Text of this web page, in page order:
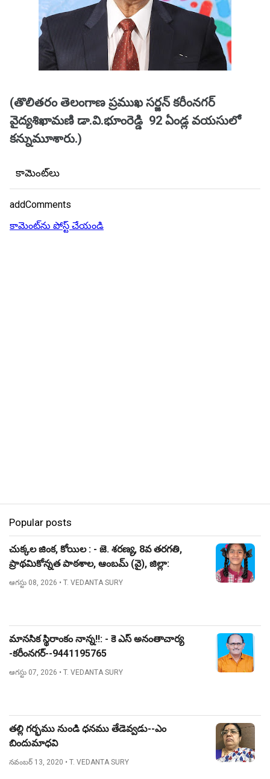
(తొలితరం తెలంగాణ ప్రముఖ సర్జన్ కరీంనగర్
వైద్యశిఖామణి డా.వి.భూంరెడ్డి 92 ఏండ్ల వయసులో
కన్నుమూశారు.)
కామెంట్‌లు
addComments
కామెంట్‌ను పోస్ట్ చేయండి
Popular posts
చుక్కల జింక, కోయిల : - జె. శరణ్య, 8వ తరగతి,
ప్రాథమికోన్నత పాఠశాల, ఆంబమ్ (వై), జిల్లా:
నిజామాబాద్.
ఆగస్టు 08, 2026 • T. VEDANTA SURY
మానసిక స్థిరాంకం నాన్న!!: - కె ఎస్ అనంతాచార్య
-కరీంనగర్--9441195765
ఆగస్టు 07, 2026 • T. VEDANTA SURY
తల్లి గర్భము నుండి ధనము తేడెవ్వడు--ఎం
బిందుమాధవి
నవంబర్ 13, 2020 • T. VEDANTA SURY